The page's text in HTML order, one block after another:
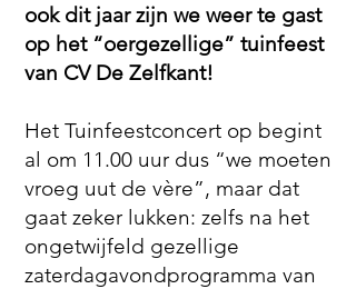
ook dit jaar zijn we weer te gast
op het “oergezellige” tuinfeest
van CV De Zelfkant!
Het Tuinfeestconcert op begint
al om 11.00 uur dus “we moeten
vroeg uut de vère”, maar dat
gaat zeker lukken: zelfs na het
ongetwijfeld gezellige
zaterdagavondprogramma van